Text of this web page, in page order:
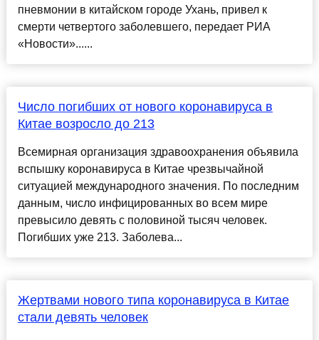
пневмонии в китайском городе Ухань, привел к
смерти четвертого заболевшего, передает РИА
«Новости»......
Число погибших от нового коронавируса в
Китае возросло до 213
Всемирная организация здравоохранения объявила
вспышку коронавируса в Китае чрезвычайной
ситуацией международного значения. По последним
данным, число инфицированных во всем мире
превысило девять с половиной тысяч человек.
Погибших уже 213. Заболева...
Жертвами нового типа коронавируса в Китае
стали девять человек